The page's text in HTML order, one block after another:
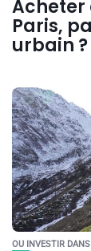
Acheter
Paris,
urbain ?
OU INVESTIR